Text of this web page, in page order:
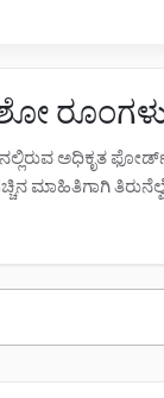
ಶೋ
ಅಧಿಕೃತ
ಮಾಹಿತಿಗಾಗಿ
ತಿರುವನಂತಪುರ